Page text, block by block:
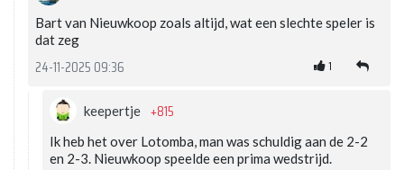
Bart van Nieuwkoop zoals altijd, wat een slechte speler is
dat zeg
24-11-2025 09:36 1
keepertje +815
Ik heb het over Lotomba, man was schuldig aan de 2-2
en 2-3. Nieuwkoop speelde een prima wedstrijd.